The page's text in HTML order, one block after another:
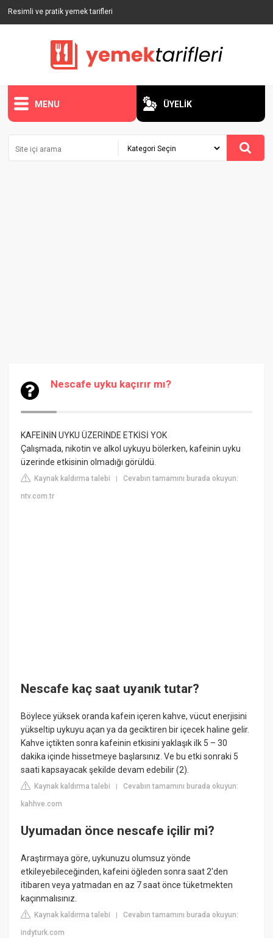
Resimli ve pratik yemek tarifleri
MENU ÜYELİK
Nescafe uyku kaçırır mı?
KAFEİNİN UYKU ÜZERİNDE ETKİSİ YOK
Çalışmada, nikotin ve alkol uykuyu bölerken, kafeinin uyku
üzerinde etkisinin olmadığı görüldü.
Kaynak kaldırma talebi |Cevabın tamamını burada okuyun:
ntv.com.tr
Nescafe kaç saat uyanık tutar?
Böylece yüksek oranda kafein içeren kahve, vücut enerjisini
yükseltip uykuyu açan ya da geciktiren bir içecek haline gelir.
Kahve içtikten sonra kafeinin etkisini yaklaşık ilk 5 – 30
dakika içinde hissetmeye başlarsınız. Ve bu etki sonraki 5
saati kapsayacak şekilde devam edebilir (2).
Kaynak kaldırma talebi |Cevabın tamamını burada okuyun:
kahhve.com
Uyumadan önce nescafe içilir mi?
Araştırmaya göre, uykunuzu olumsuz yönde
etkileyebileceğinden, kafeini öğleden sonra saat 2'den
itibaren veya yatmadan en az 7 saat önce tüketmekten
kaçınmalısınız.
Kaynak kaldırma talebi |Cevabın tamamını burada okuyun:
indyturk.com